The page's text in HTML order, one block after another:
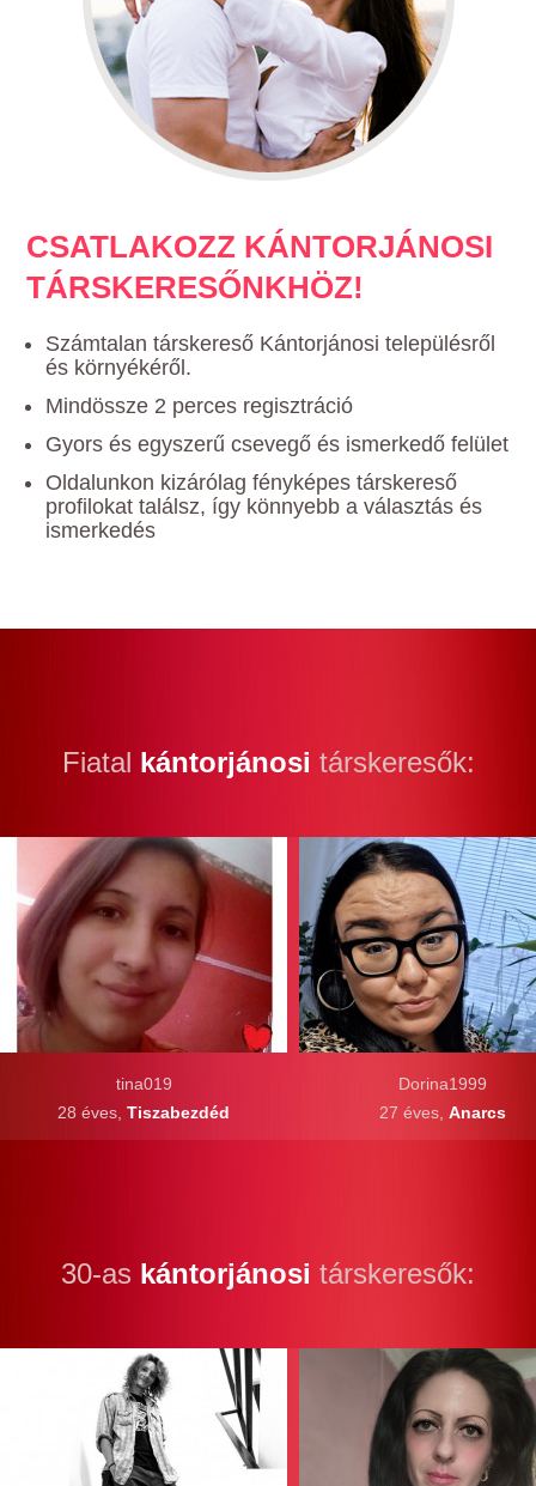
CSATLAKOZZ KÁNTORJÁNOSI
TÁRSKERESŐNKHÖZ!
Számtalan társkereső Kántorjánosi településről
és környékéről.
Mindössze 2 perces regisztráció
Gyors és egyszerű csevegő és ismerkedő felület
Oldalunkon kizárólag fényképes társkereső
profilokat találsz, így könnyebb a választás és
ismerkedés
Fiatal kántorjánosi társkeresők:
tina019
28 éves, Tiszabezdéd
Dorina1999
27 éves, Anarcs
30-as kántorjánosi társkeresők: